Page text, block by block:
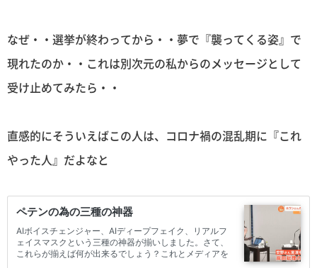
なぜ・・選挙が終わってから・・夢で『襲ってくる姿』で
現れたのか・・これは別次元の私からのメッセージとして
受け止めてみたら・・
直感的にそういえばこの人は、コロナ禍の混乱期に『これ
やった人』だよなと